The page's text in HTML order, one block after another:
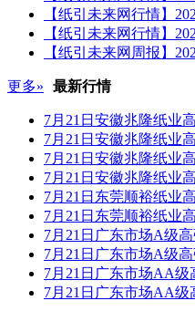
【纸引未来网行情】
【纸引未来网行情】
【纸引未来网周报】
更多» 最新行情
7月21日安徽兆隆纸业
7月21日安徽兆隆纸业
7月21日安徽兆隆纸业
7月21日安徽兆隆纸业
7月21日东莞顺裕纸业
7月21日东莞顺裕纸业
7月21日广东市场A级
7月21日广东市场A级
7月21日广东市场AA级
7月21日广东市场AA级